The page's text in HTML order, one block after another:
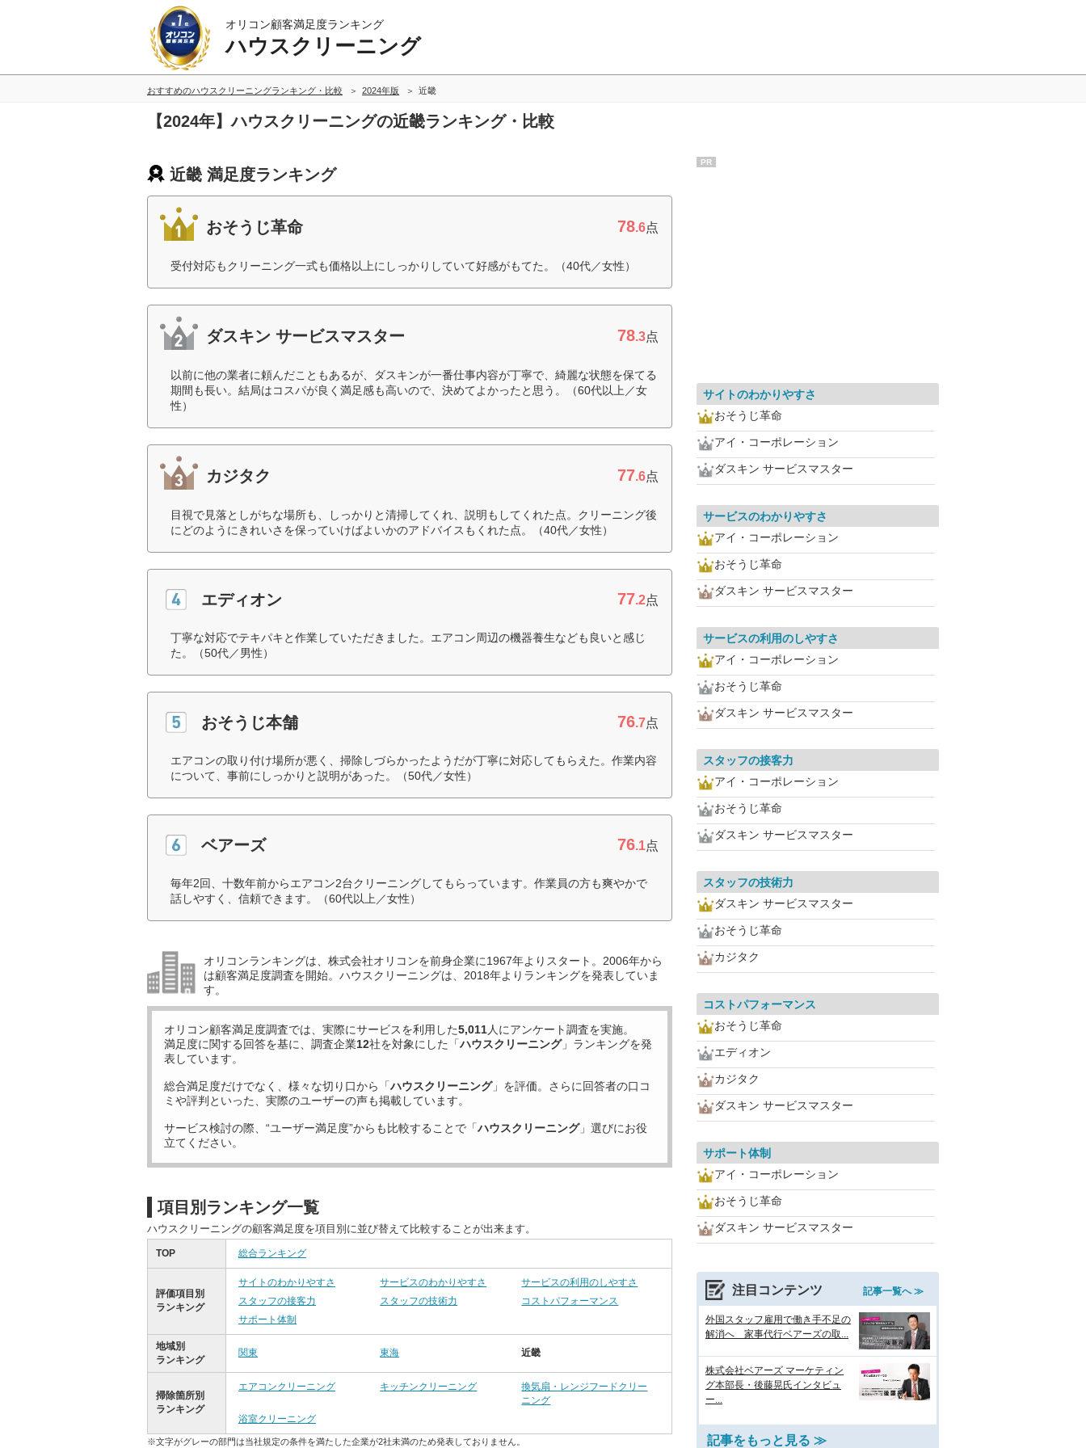
オリコン顧客満足度ランキング
ハウスクリーニング
おすすめのハウスクリーニングランキング・比較 2024年版 近畿
【2024年】ハウスクリーニングの近畿ランキング・比較
近畿 満足度ランキング
おそうじ革命 78.6点
受付対応もクリーニング一式も価格以上にしっかりしていて好感がもてた。（40代／女性）
ダスキン サービスマスター 78.3点
以前に他の業者に頼んだこともあるが、ダスキンが一番仕事内容が丁寧で、綺麗な状態を保てる
期間も長い。結局はコスパが良く満足感も高いので、決めてよかったと思う。（60代以上／女
性）
カジタク 77.6点
目視で見落としがちな場所も、しっかりと清掃してくれ、説明もしてくれた点。クリーニング後
にどのようにきれいさを保っていけばよいかのアドバイスもくれた点。（40代／女性）
エディオン 77.2点
丁寧な対応でテキパキと作業していただきました。エアコン周辺の機器養生なども良いと感じ
た。（50代／男性）
おそうじ本舗 76.7点
エアコンの取り付け場所が悪く、掃除しづらかったようだが丁寧に対応してもらえた。作業内容
について、事前にしっかりと説明があった。（50代／女性）
ベアーズ 76.1点
毎年2回、十数年前からエアコン2台クリーニングしてもらっています。作業員の方も爽やかで
話しやすく、信頼できます。（60代以上／女性）
オリコンランキングは、株式会社オリコンを前身企業に1967年よりスタート。2006年から
は顧客満足度調査を開始。ハウスクリーニングは、2018年よりランキングを発表していま
す。
オリコン顧客満足度調査では、実際にサービスを利用した5,011人にアンケート調査を実施。
満足度に関する回答を基に、調査企業12社を対象にした「ハウスクリーニング」ランキングを発
表しています。
総合満足度だけでなく、様々な切り口から「ハウスクリーニング」を評価。さらに回答者の口コ
ミや評判といった、実際のユーザーの声も掲載しています。
サービス検討の際、“ユーザー満足度”からも比較することで「ハウスクリーニング」選びにお役
立てください。
項目別ランキング一覧
ハウスクリーニングの顧客満足度を項目別に並び替えて比較することが出来ます。
TOP 総合ランキング
評価項目別
ランキング
サイトのわかりやすさ サービスのわかりやすさ
サービスの利用のしやすさ
スタッフの接客力
スタッフの技術力
コストパフォーマンス
サポート体制
地域別
ランキング
関東 東海 近畿
掃除箇所別
ランキング
エアコンクリーニング キッチンクリーニング
換気扇・レンジフードクリー
ニング
浴室クリーニング
※文字がグレーの部門は当社規定の条件を満たした企業が2社未満のため発表しておりません。
PR
サイトのわかりやすさ
おそうじ革命
アイ・コーポレーション
ダスキン サービスマスター
サービスのわかりやすさ
アイ・コーポレーション
おそうじ革命
ダスキン サービスマスター
サービスの利用のしやすさ
アイ・コーポレーション
おそうじ革命
ダスキン サービスマスター
スタッフの接客力
アイ・コーポレーション
おそうじ革命
ダスキン サービスマスター
スタッフの技術力
ダスキン サービスマスター
おそうじ革命
カジタク
コストパフォーマンス
おそうじ革命
エディオン
カジタク
ダスキン サービスマスター
サポート体制
アイ・コーポレーション
おそうじ革命
ダスキン サービスマスター
注目コンテンツ 記事一覧へ ≫
外国スタッフ雇用で働き手不足の
解消へ 家事代行ベアーズの取...
株式会社ベアーズ マーケティン
グ本部長・後藤晃氏インタビュ
ー...
記事をもっと見る ≫